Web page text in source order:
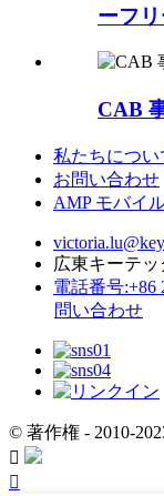
ーフ
CAB
私たちについ
お問い合わせ
AMP モバイ
広東キーテ
電話番号:+86
問い合わせ
© 著作権 - 2010-

